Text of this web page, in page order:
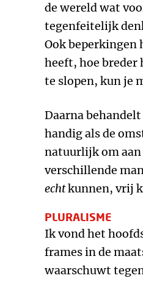
de wereld wat
tegenfeitelijk
Ook beperkingen
heeft, hoe breder
te slopen, kun je
Daarna
handig als de
natuurlijk om aan
verschillende
echtkunnen, vrij
PLURALISME
Ik vond het
frames in de
waarschuwt